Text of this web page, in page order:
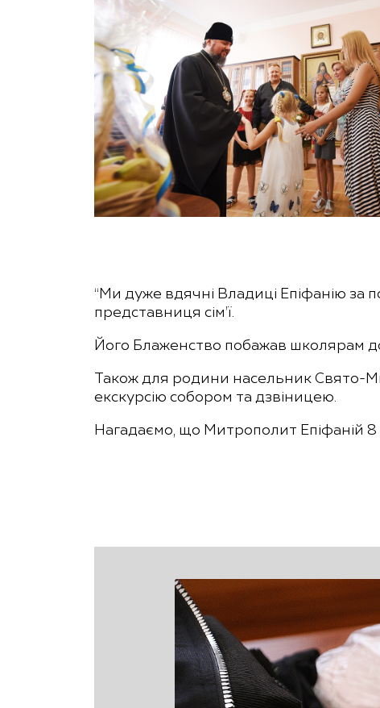
“Ми дуже вдячні Владиці Епіфанію
представниця сім’ї.
Його Блаженство побажав школярам
Також для родини насельник Свято-
екскурсію собором та дзвіницею.
Нагадаємо, що Митрополит Епіфаній 8